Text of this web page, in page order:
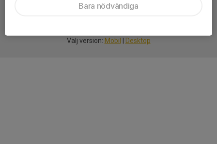
Välj version: Mobil Desktop
Bara nödvändiga